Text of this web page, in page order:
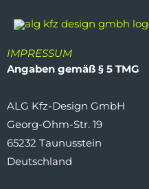
Inhalt
IMPRESSUM
Angaben gemäß § 5 TMG
ALG Kfz-Design GmbH
Georg-Ohm-Str. 19
65232 Taunusstein
Deutschland